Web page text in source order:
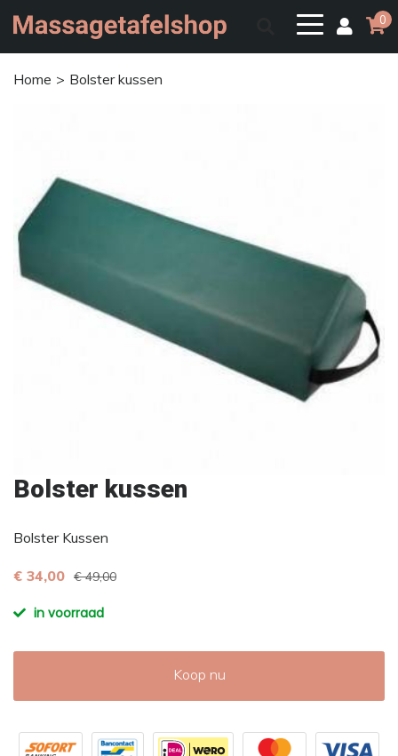
0
Home Bolster kussen
Bolster kussen
Bolster Kussen
€ 34,00 € 49,00
in voorraad
Koop nu